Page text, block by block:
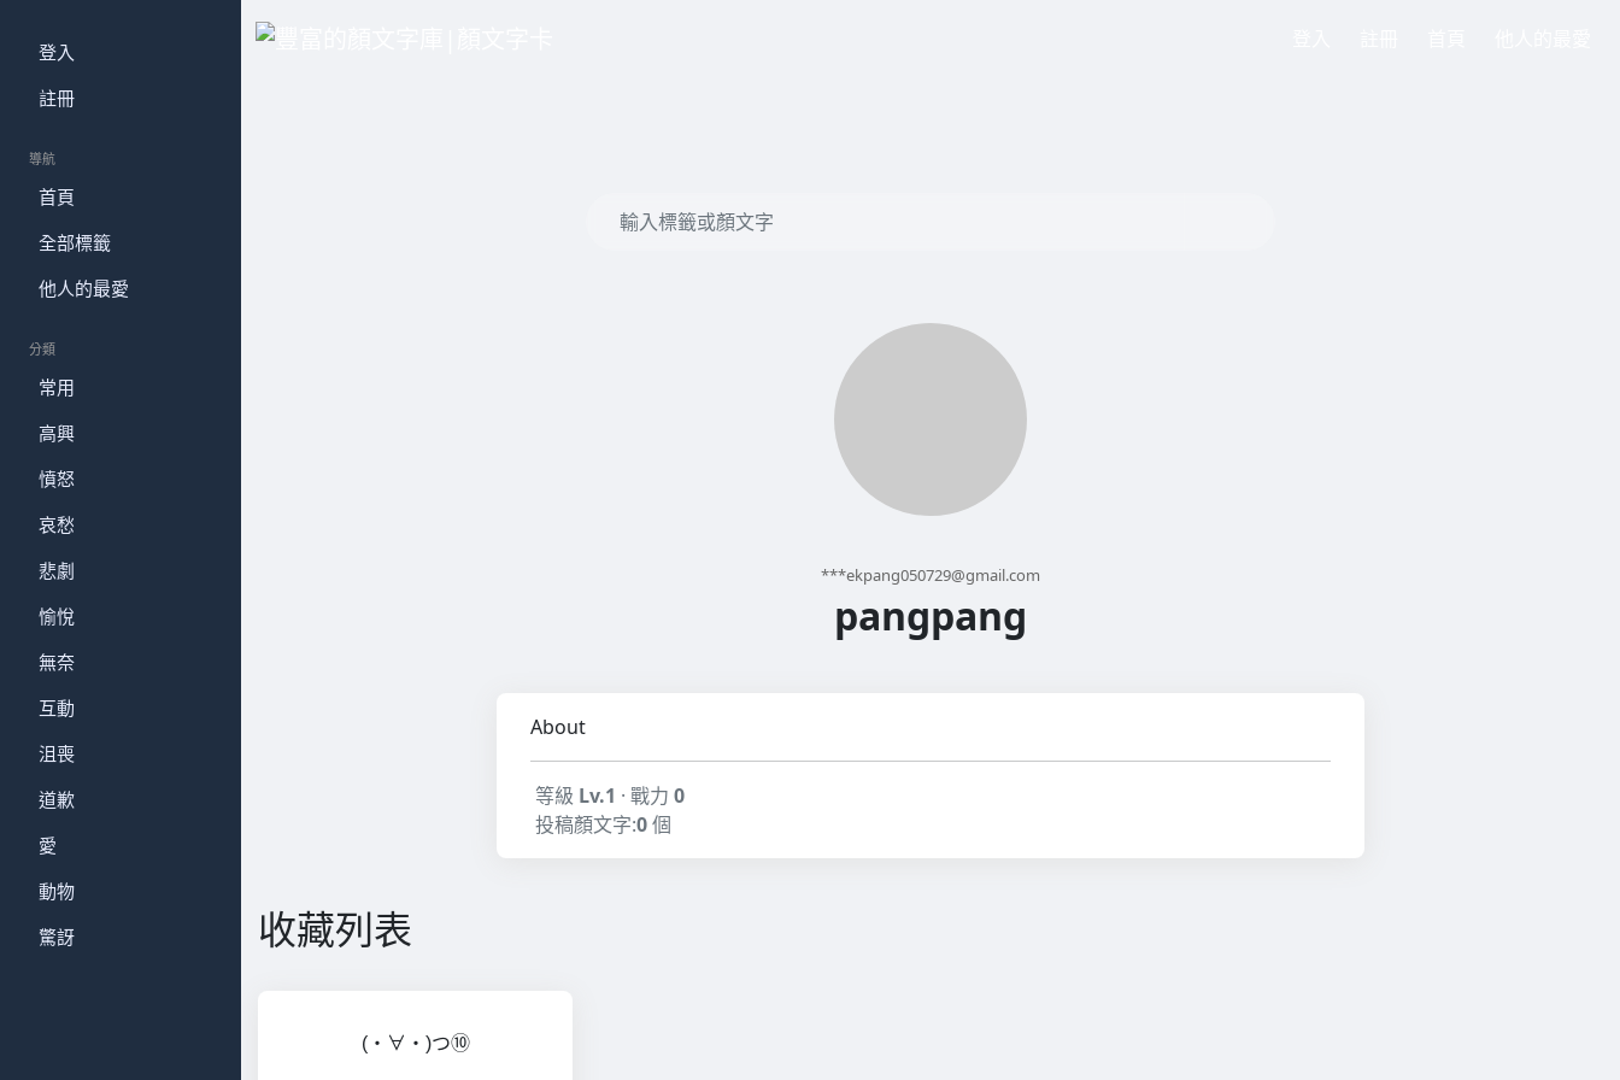
登入
註冊
導航
首頁
全部標籤
他人的最愛
分類
常用
高興
憤怒
哀愁
悲劇
愉悅
無奈
互動
沮喪
道歉
愛
動物
驚訝
***ekpang050729@gmail.com
pangpang
About
等級 Lv.1 · 戰力 0
投稿顏文字:0個
收藏列表
(・∀・)つ⑩